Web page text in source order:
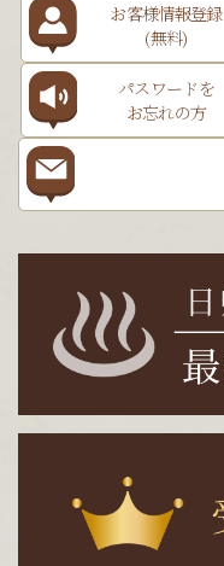
お客様情報登録
(無料)
パスワードを
お忘れの方